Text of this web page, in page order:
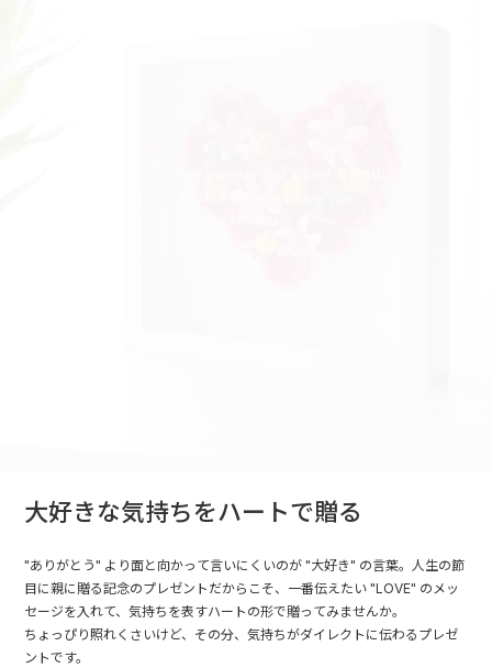
大好きな気持ちをハートで贈る
"ありがとう" より面と向かって言いにくいのが "大好き" の言葉。人生の節
目に親に贈る記念のプレゼントだからこそ、一番伝えたい "LOVE" のメッ
セージを入れて、気持ちを表すハートの形で贈ってみませんか。
ちょっぴり照れくさいけど、その分、気持ちがダイレクトに伝わるプレゼ
ントです。